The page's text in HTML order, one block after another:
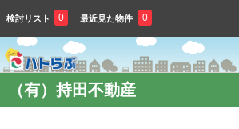
検討リスト 0 最近見た物件 0
（有）持田不動産